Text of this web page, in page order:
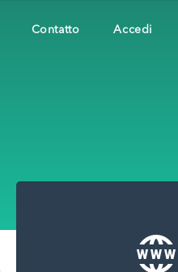
Contatto Accedi